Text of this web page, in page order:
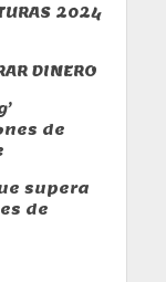
2024
DINERO
de
supera
de